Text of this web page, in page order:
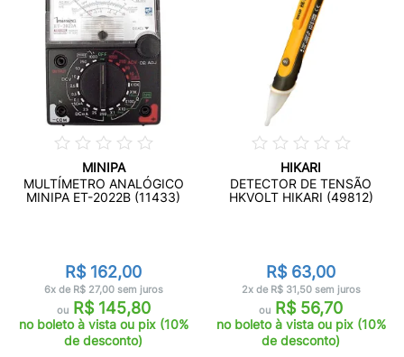
MINIPA
MULTÍMETRO ANALÓGICO
MINIPA ET-2022B (11433)
R$ 162,00
6x de R$ 27,00 sem juros
ouR$ 145,80
no boleto à vista ou pix (10%
de desconto)
HIKARI
DETECTOR DE TENSÃO
HKVOLT HIKARI (49812)
R$ 63,00
2x de R$ 31,50 sem juros
ou R$ 56,70
no boleto à vista ou pix (10%
de desconto)